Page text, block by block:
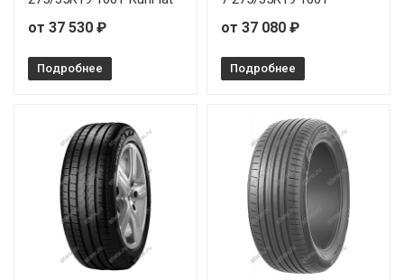
от 37 530 ₽
Подробнее
от 37 080 ₽
Подробнее